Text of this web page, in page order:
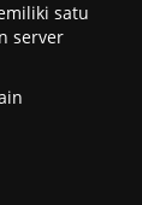
satu
server